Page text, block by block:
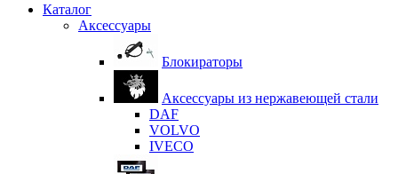
Каталог
Аксессуары
Блокираторы
Аксессуары из нержавеющей стали
DAF
VOLVO
IVECO